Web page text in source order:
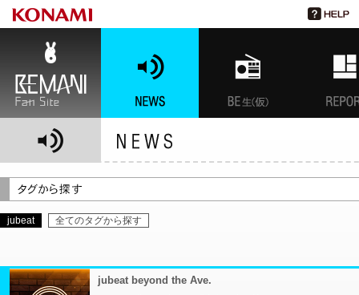
jubeat 全てのタグから探す
jubeat beyond the Ave.